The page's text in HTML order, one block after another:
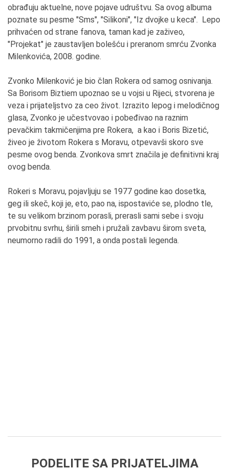
obrađuju aktuelne, nove pojave udruštvu. Sa ovog albuma
poznate su pesme "Sms", "Silikoni", "Iz dvojke u keca". Lepo
prihvaćen od strane fanova, taman kad je zaživeo,
"Projekat" je zaustavljen bolešću i preranom smrću Zvonka
Milenkovića, 2008. godine.
Zvonko Milenković je bio član Rokera od samog osnivanja.
Sa Borisom Biztiem upoznao se u vojsi u Rijeci, stvorena je
veza i prijateljstvo za ceo život. Izrazito lepog i melodičnog
glasa, Zvonko je učestvovao i pobeđivao na raznim
pevačkim takmičenjima pre Rokera, a kao i Boris Bizetić,
živeo je životom Rokera s Moravu, otpevavši skoro sve
pesme ovog benda. Zvonkova smrt značila je definitivni kraj
ovog benda.
Rokeri s Moravu, pojavljuju se 1977 godine kao dosetka,
geg ili skeč, koji je, eto, pao na, ispostaviće se, plodno tle,
te su velikom brzinom porasli, prerasli sami sebe i svoju
prvobitnu svrhu, širili smeh i pružali zavbavu širom sveta,
neumorno radili do 1991, a onda postali legenda.
PODELITE SA PRIJATELJIMA